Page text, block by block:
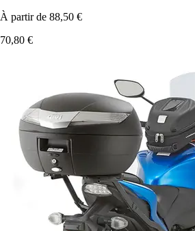
À partir de 88,50 €
70,80 €